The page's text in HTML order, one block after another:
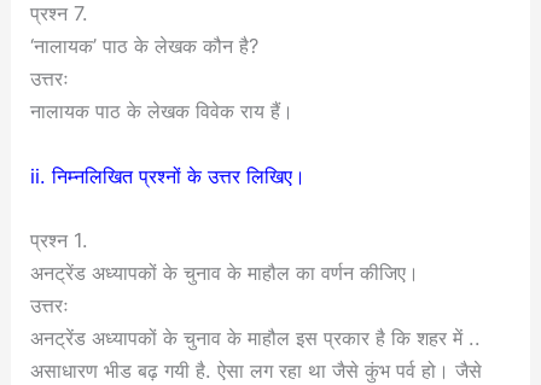
प्रश्न 7.
‘नालायक’ पाठ के लेखक कौन है?
उत्तरः
नालायक पाठ के लेखक विवेक राय हैं।
ii. निम्नलिखित प्रश्नों के उत्तर लिखिए।
प्रश्न 1.
अनट्रेंड अध्यापकों के चुनाव के माहौल का वर्णन कीजिए।
उत्तरः
अनट्रेंड अध्यापकों के चुनाव के माहौल इस प्रकार है कि शहर में ..
असाधारण भीड बढ़ गयी है. ऐसा लग रहा था जैसे कुंभ पर्व हो। जैसे